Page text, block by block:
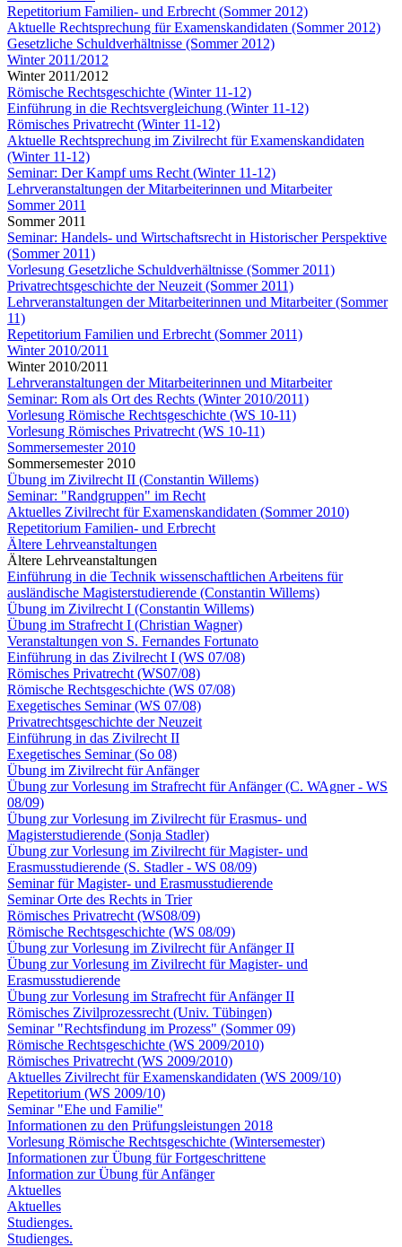
Repetitorium Familien- und Erbrecht (Sommer 2012)
Aktuelle Rechtsprechung für Examenskandidaten (Sommer 2012)
Gesetzliche Schuldverhältnisse (Sommer 2012)
Winter 2011/2012
Winter 2011/2012
Römische Rechtsgeschichte (Winter 11-12)
Einführung in die Rechtsvergleichung (Winter 11-12)
Römisches Privatrecht (Winter 11-12)
Aktuelle Rechtsprechung im Zivilrecht für Examenskandidaten
(Winter 11-12)
Seminar: Der Kampf ums Recht (Winter 11-12)
Lehrveranstaltungen der Mitarbeiterinnen und Mitarbeiter
Sommer 2011
Sommer 2011
Seminar: Handels- und Wirtschaftsrecht in Historischer Perspektive
(Sommer 2011)
Vorlesung Gesetzliche Schuldverhältnisse (Sommer 2011)
Privatrechtsgeschichte der Neuzeit (Sommer 2011)
Lehrveranstaltungen der Mitarbeiterinnen und Mitarbeiter (Sommer
11)
Repetitorium Familien und Erbrecht (Sommer 2011)
Winter 2010/2011
Winter 2010/2011
Lehrveranstaltungen der Mitarbeiterinnen und Mitarbeiter
Seminar: Rom als Ort des Rechts (Winter 2010/2011)
Vorlesung Römische Rechtsgeschichte (WS 10-11)
Vorlesung Römisches Privatrecht (WS 10-11)
Sommersemester 2010
Sommersemester 2010
Übung im Zivilrecht II (Constantin Willems)
Seminar: "Randgruppen" im Recht
Aktuelles Zivilrecht für Examenskandidaten (Sommer 2010)
Repetitorium Familien- und Erbrecht
Ältere Lehrveanstaltungen
Ältere Lehrveanstaltungen
Einführung in die Technik wissenschaftlichen Arbeitens für
ausländische Magisterstudierende (Constantin Willems)
Übung im Zivilrecht I (Constantin Willems)
Übung im Strafrecht I (Christian Wagner)
Veranstaltungen von S. Fernandes Fortunato
Einführung in das Zivilrecht I (WS 07/08)
Römisches Privatrecht (WS07/08)
Römische Rechtsgeschichte (WS 07/08)
Exegetisches Seminar (WS 07/08)
Privatrechtsgeschichte der Neuzeit
Einführung in das Zivilrecht II
Exegetisches Seminar (So 08)
Übung im Zivilrecht für Anfänger
Übung zur Vorlesung im Strafrecht für Anfänger (C. WAgner - WS
08/09)
Übung zur Vorlesung im Zivilrecht für Erasmus- und
Magisterstudierende (Sonja Stadler)
Übung zur Vorlesung im Zivilrecht für Magister- und
Erasmusstudierende (S. Stadler - WS 08/09)
Seminar für Magister- und Erasmusstudierende
Seminar Orte des Rechts in Trier
Römisches Privatrecht (WS08/09)
Römische Rechtsgeschichte (WS 08/09)
Übung zur Vorlesung im Zivilrecht für Anfänger II
Übung zur Vorlesung im Zivilrecht für Magister- und
Erasmusstudierende
Übung zur Vorlesung im Strafrecht für Anfänger II
Römisches Zivilprozessrecht (Univ. Tübingen)
Seminar "Rechtsfindung im Prozess" (Sommer 09)
Römische Rechtsgeschichte (WS 2009/2010)
Römisches Privatrecht (WS 2009/2010)
Aktuelles Zivilrecht für Examenskandidaten (WS 2009/10)
Repetitorium (WS 2009/10)
Seminar "Ehe und Familie"
Informationen zu den Prüfungsleistungen 2018
Vorlesung Römische Rechtsgeschichte (Wintersemester)
Informationen zur Übung für Fortgeschrittene
Information zur Übung für Anfänger
Aktuelles
Aktuelles
Studienges.
Studienges.